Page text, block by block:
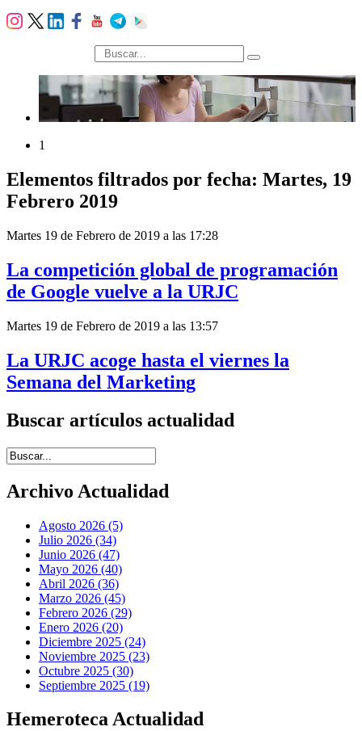
búsqueda
1
Elementos filtrados por fecha: Martes, 19
Febrero 2019
Martes 19 de Febrero de 2019 a las 17:28
La competición global de programación
de Google vuelve a la URJC
Martes 19 de Febrero de 2019 a las 13:57
La URJC acoge hasta el viernes la
Semana del Marketing
Buscar artículos actualidad
Introduce términos de búsqueda
Archivo Actualidad
Agosto 2026 (5)
Julio 2026 (34)
Junio 2026 (47)
Mayo 2026 (40)
Abril 2026 (36)
Marzo 2026 (45)
Febrero 2026 (29)
Enero 2026 (20)
Diciembre 2025 (24)
Noviembre 2025 (23)
Octubre 2025 (30)
Septiembre 2025 (19)
Hemeroteca Actualidad